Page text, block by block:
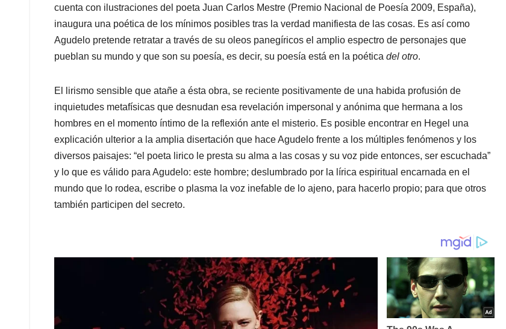
cuenta con ilustraciones del poeta Juan Carlos Mestre (Premio Nacional de Poesía 2009, España),
inaugura una poética de los mínimos posibles tras la verdad manifiesta de las cosas. Es así como
Agudelo pretende retratar a través de su oleos panegíricos el amplio espectro de personajes que
pueblan su mundo y que son su poesía, es decir, su poesía está en la poética del otro.
El lirismo sensible que atañe a ésta obra, se reciente positivamente de una habida profusión de
inquietudes metafísicas que desnudan esa revelación impersonal y anónima que hermana a los
hombres en el momento íntimo de la reflexión ante el misterio. Es posible encontrar en Hegel una
explicación ulterior a la amplia disertación que hace Agudelo frente a los múltiples fenómenos y los
diversos paisajes: “el poeta lirico le presta su alma a las cosas y su voz pide entonces, ser escuchada”
y lo que es válido para Agudelo: este hombre; deslumbrado por la lírica espiritual encarnada en el
mundo que lo rodea, escribe o plasma la voz inefable de lo ajeno, para hacerlo propio; para que otros
también participen del secreto.